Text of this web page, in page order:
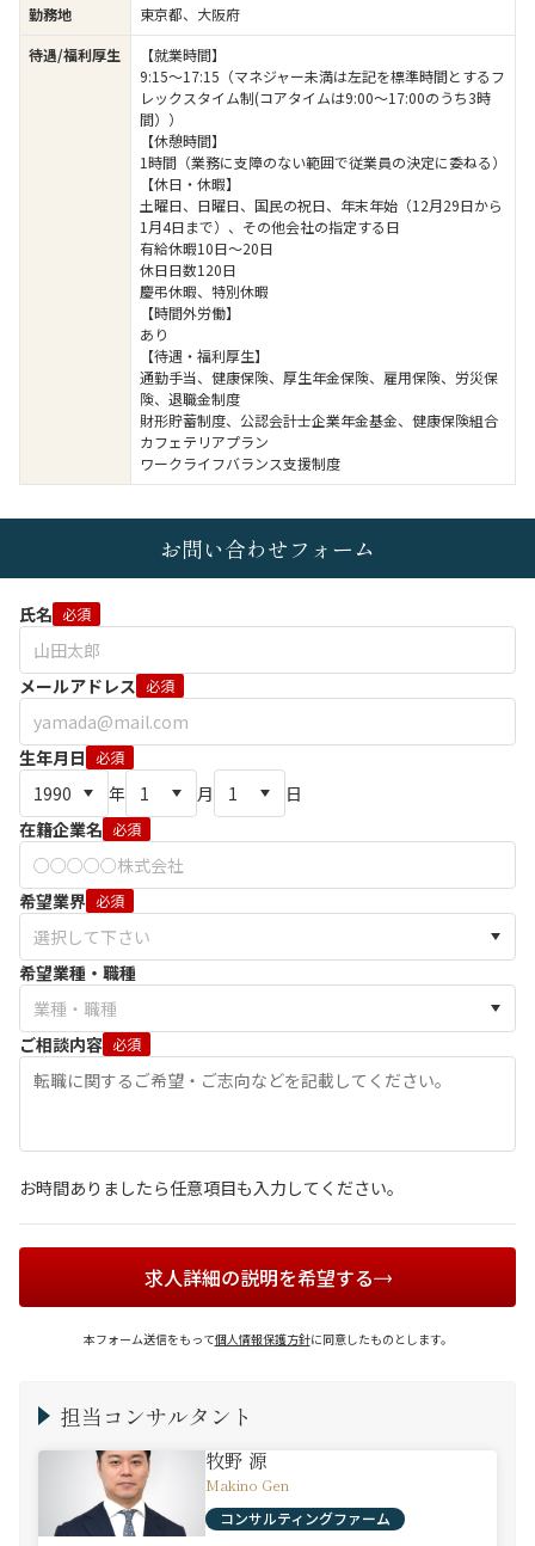
勤務地
東京都、大阪府
待遇/福利厚生
【就業時間】
9:15～17:15（マネジャー未満は左記を標準時間とするフ
レックスタイム制(コアタイムは9:00～17:00のうち3時
間））
【休憩時間】
1時間（業務に支障のない範囲で従業員の決定に委ねる）
【休日・休暇】
土曜日、日曜日、国民の祝日、年末年始（12月29日から
1月4日まで）、その他会社の指定する日
有給休暇10日～20日
休日日数120日
慶弔休暇、特別休暇
【時間外労働】
あり
【待遇・福利厚生】
通勤手当、健康保険、厚生年金保険、雇用保険、労災保
険、退職金制度
財形貯蓄制度、公認会計士企業年金基金、健康保険組合
カフェテリアプラン
ワークライフバランス支援制度
お問い合わせフォーム
氏名 必須
メールアドレス 必須
生年月日 必須
年 月
日
在籍企業名 必須
希望業界 必須
希望業種・職種
ご相談内容 必須
お時間ありましたら任意項目も入力してください。
求人詳細の説明を希望する
本フォーム送信をもって個人情報保護方針に同意したものとします。
担当コンサルタント
牧野 源
Makino Gen
コンサルティングファーム